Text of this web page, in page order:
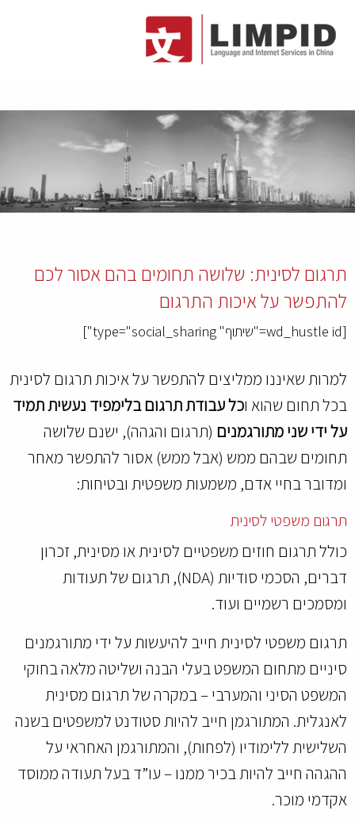
תרגום לסינית: שלושה תחומים בהם אסור לכם
להתפשר על איכות התרגום
[wd_hustle id="שיתוף" type="social_sharing"]
למרות שאיננו ממליצים להתפשר על איכות תרגום לסינית
בכל תחום שהוא וכל עבודת תרגום בלימפיד נעשית תמיד
על ידי שני מתורגמנים (תרגום והגהה), ישנם שלושה
תחומים שבהם ממש (אבל ממש) אסור להתפשר מאחר
ומדובר בחיי אדם, משמעות משפטית ובטיחות:
תרגום משפטי לסינית
כולל תרגום חוזים משפטיים לסינית או מסינית, זכרון
דברים, הסכמי סודיות (NDA), תרגום של תעודות
ומסמכים רשמיים ועוד.
תרגום משפטי לסינית חייב להיעשות על ידי מתורגמנים
סיניים מתחום המשפט בעלי הבנה ושליטה מלאה בחוקי
המשפט הסיני והמערבי – במקרה של תרגום מסינית
לאנגלית. המתורגמן חייב להיות סטודנט למשפטים בשנה
השלישית ללימודיו (לפחות), והמתורגמן האחראי על
ההגהה חייב להיות בכיר ממנו – עו”ד בעל תעודה ממוסד
אקדמי מוכר.